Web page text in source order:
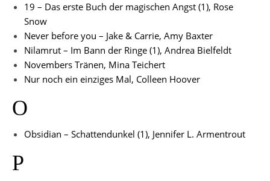
19 – Das erste Buch der magischen Angst (1), Rose
Snow
Never before you – Jake & Carrie, Amy Baxter
Nilamrut – Im Bann der Ringe (1), Andrea Bielfeldt
Novembers Tränen, Mina Teichert
Nur noch ein einziges Mal, Colleen Hoover
O
Obsidian – Schattendunkel (1), Jennifer L. Armentrout
P